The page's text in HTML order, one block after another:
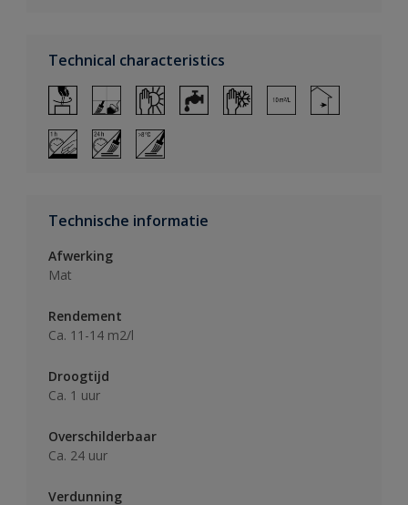
Technical characteristics
Technische informatie
Afwerking
Mat
Rendement
Ca. 11-14 m2/l
Droogtijd
Ca. 1 uur
Overschilderbaar
Ca. 24 uur
Verdunning